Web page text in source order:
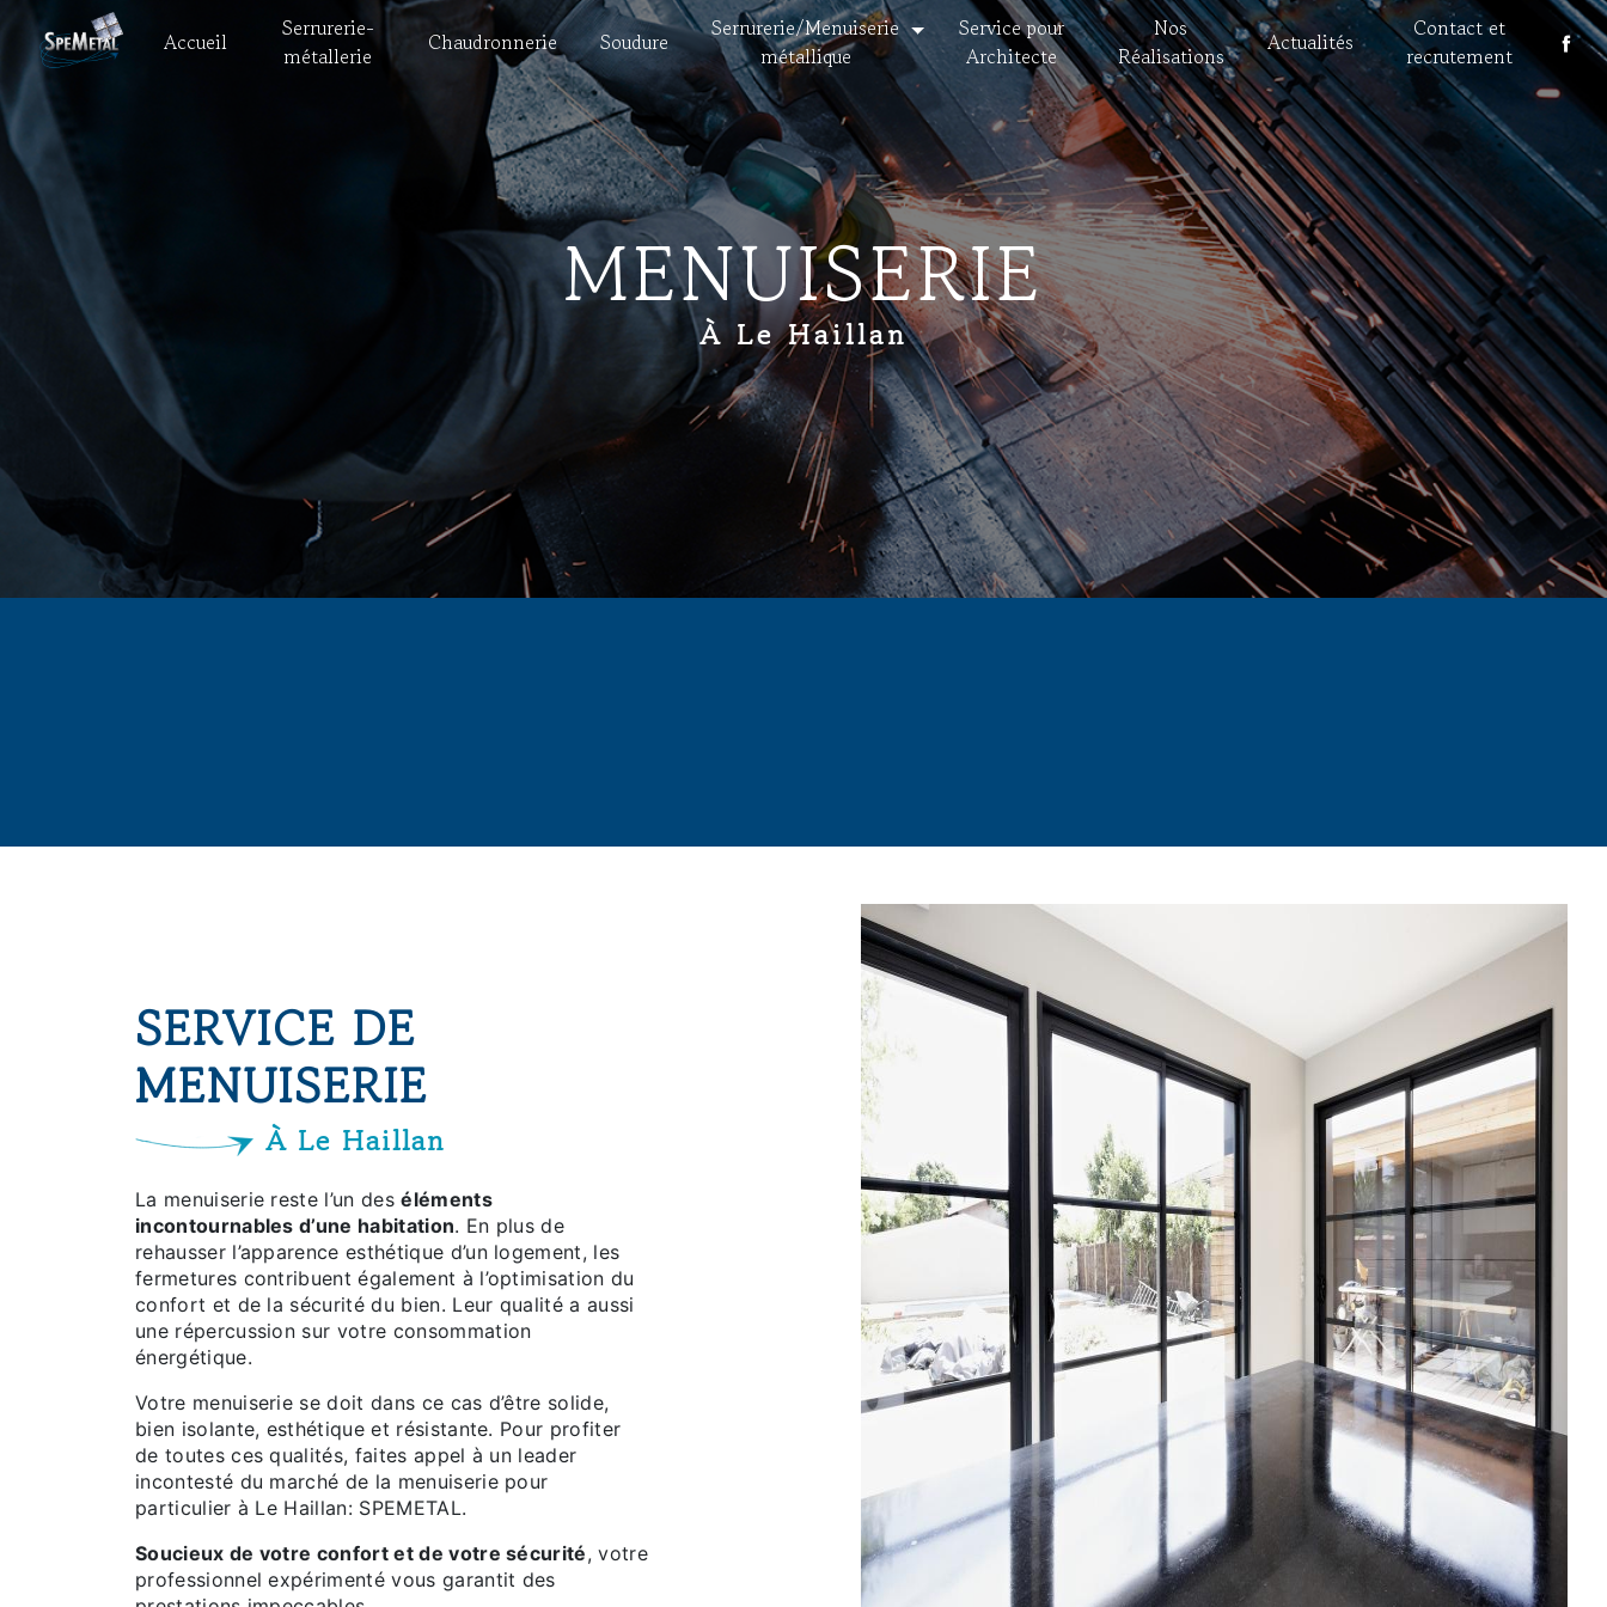
Accueil
Serrurerie-
métallerie
Chaudronnerie Soudure
Serrurerie/Menuiserie
métallique
Service pour
Architecte
Nos
Réalisations
Actualités
Contact et
recrutement
MENUISERIE
À Le Haillan
SERVICE DE
MENUISERIE
À Le Haillan
La menuiserie reste l’un deséléments
incontournables d’une habitation. En plus de
rehausser l’apparence esthétique d’un logement, les
fermetures contribuent également à l’optimisation du
confort et de la sécurité du bien. Leur qualité a aussi
une répercussion sur votre consommation
énergétique.
Votre menuiserie se doit dans ce cas d’être solide,
bien isolante, esthétique et résistante. Pour profiter
de toutes ces qualités, faites appel à un leader
incontesté du marché de la menuiserie pour
particulier à Le Haillan: SPEMETAL.
Soucieux de votre confort et de votre sécurité, votre
professionnel expérimenté vous garantit des
Panneau de gestion des cookies